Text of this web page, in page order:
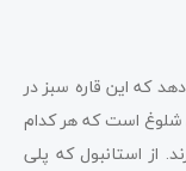
که این قاره سبز در
شلوغ است که هر کدام
از استانبول که پلی